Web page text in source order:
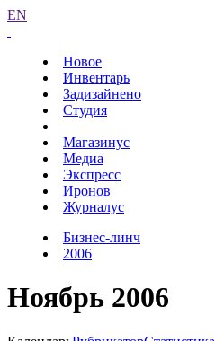
EN
Новое
Инвентарь
Задизайнено
Студия
Магазинус
Медиа
Экспресс
Иронов
Журналус
Бизнес-линч
2006
Ноябрь 2006